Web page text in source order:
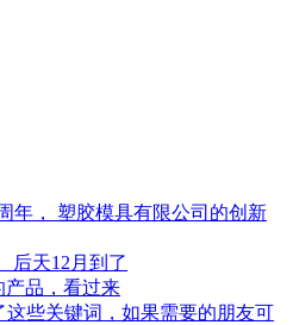
年， 塑胶模具有限公司的创新
后天12月到了
产品，看过来
这些关键词，如果需要的朋友可